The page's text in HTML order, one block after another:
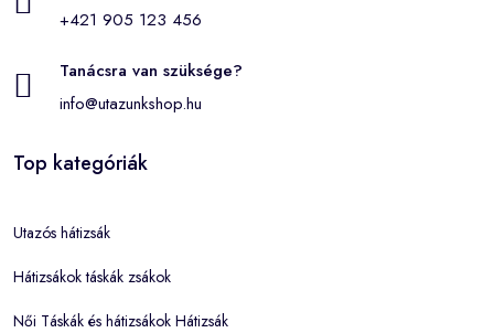
+421 905 123 456
Tanácsra van szüksége?
info@utazunkshop.hu
Top kategóriák
Utazós hátizsák
Hátizsákok táskák zsákok
Női Táskák és hátizsákok Hátizsák